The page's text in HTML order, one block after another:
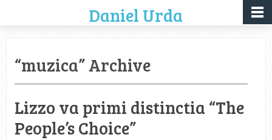
Daniel Urda
“muzica” Archive
Lizzo va primi distinctia “The
People’s Choice”